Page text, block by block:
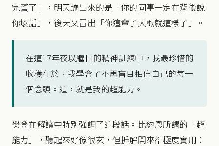
完蛋了」，明天蹦出來的是「你的同事一定在背後說
你壞話」，後天又冒出「你這輩子大概就這樣了」。
在這17年夜以繼日的精神訓練中，我最珍惜的
收穫在於，我學會了不再盲目相信自己的每一
個念頭。這，就是我的超能力。
樊登在解讀中特別強調了這段話。比約恩所謂的「超
能力」，聽起來好像很玄，但拆解開來卻極度實用：